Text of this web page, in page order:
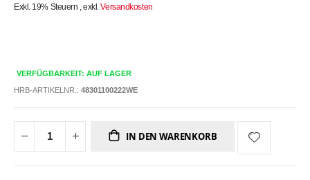
Exkl. 19% Steuern ,exkl.Versandkosten
VERFÜGBARKEIT: AUF LAGER
HRB-ARTIKELNR.: 48301100222WE
IN DEN WARENKORB